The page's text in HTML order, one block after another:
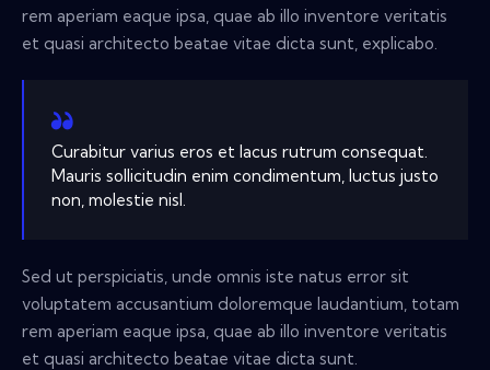
rem aperiam eaque ipsa, quae ab illo inventore veritatis
et quasi architecto beatae vitae dicta sunt, explicabo.
Curabitur varius eros et lacus rutrum consequat.
Mauris sollicitudin enim condimentum, luctus justo
non, molestie nisl.
Sed ut perspiciatis, unde omnis iste natus error sit
voluptatem accusantium doloremque laudantium, totam
rem aperiam eaque ipsa, quae ab illo inventore veritatis
et quasi architecto beatae vitae dicta sunt.